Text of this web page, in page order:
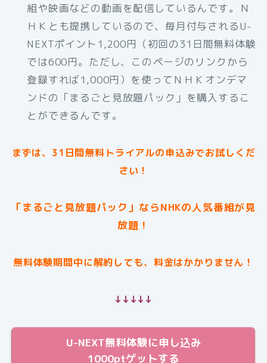
組や映画などの動画を配信しているんです。Ｎ
ＨＫとも提携しているので、毎月付与されるU-
NEXTポイント1,200円（初回の31日間無料体験
では600円。ただし、このページのリンクから
登録すれば1,000円）を使ってＮＨＫオンデマ
ンドの「まるごと見放題パック」を購入するこ
とができるんです。
まずは、31日間無料トライアルの申込みでお試しくだ
さい！
「まるごと見放題パック」ならNHKの人気番組が見
放題！
無料体験期間中に解約しても、料金はかかりません！
↓↓↓↓↓
U-NEXT無料体験に申し込み
1000ptゲットする